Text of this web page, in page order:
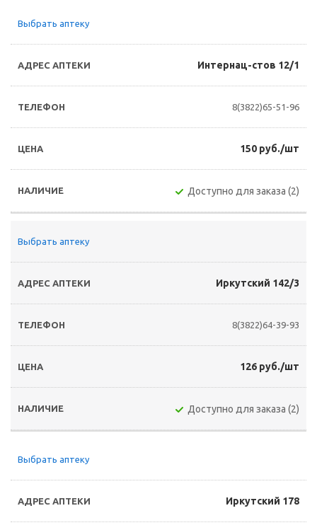
Выбрать аптеку
Интернац-стов 12/1
8(3822)65-51-96
150 руб./шт
Доступно для заказа (2)
Выбрать аптеку
Иркутский 142/3
8(3822)64-39-93
126 руб./шт
Доступно для заказа (2)
Выбрать аптеку
Иркутский 178